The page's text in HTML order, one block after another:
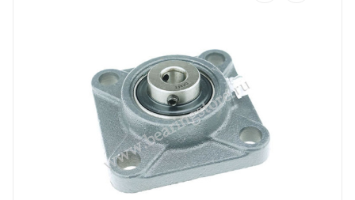
подшипниковый
узел
CRAFT
BEARINGS
взят